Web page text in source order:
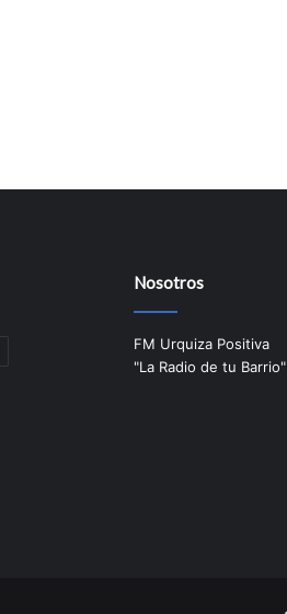
Nosotros
FM Urquiza Positiva
"La Radio de tu Barrio"